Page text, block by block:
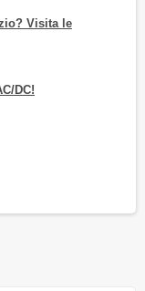
Visita le
DC!